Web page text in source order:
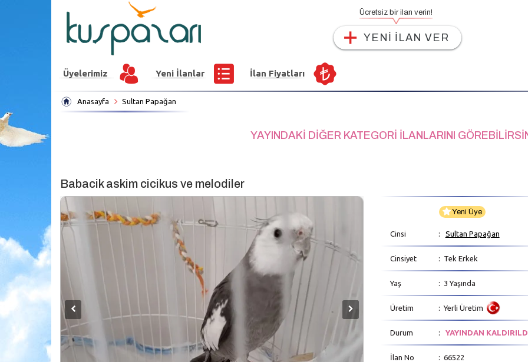
Ücretsiz bir ilan verin!
YENİ İLAN VER
Üyelerimiz Yeni İlanlar İlan Fiyatları
Anasayfa Sultan Papağan
YAYINDAKİ DİĞER KATEGORİ İLANLARINI
Babacik askim cicikus ve melodiler
Yeni Üye
Cinsi : Sultan Papağan
Cinsiyet : Tek Erkek
Yaş : 3 Yaşında
Üretim : Yerli Üretim
Durum : YAYINDAN
İlan No : 66522